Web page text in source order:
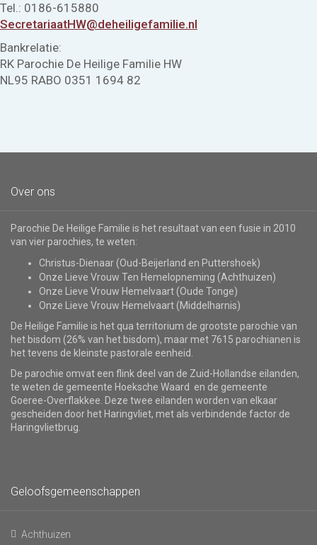
Tel.: 0186-615880
SecretariaatHW@deheiligefamilie.nl
Bankrelatie:
RK Parochie De Heilige Familie HW
NL95 RABO 0351 1694 82
Over ons
Parochie De Heilige Familie is het resultaat van een fusie in 2010
van vier parochies, te weten:
Christus-Dienaar (Oud-Beijerland en Puttershoek)
Onze Lieve Vrouw Ten Hemelopneming (Achthuizen)
Onze Lieve Vrouw Hemelvaart (Oude Tonge)
Onze Lieve Vrouw Hemelvaart (Middelharnis)
De Heilige Familie is het qua territorium de grootste parochie van
het bisdom (26% van het bisdom), maar met 7615 parochianen is
het tevens de kleinste pastorale eenheid.
De parochie omvat een flink deel van de Zuid-Hollandse eilanden,
te weten de gemeente Hoeksche Waard en de gemeente
Goeree-Overflakkee. Deze twee eilanden worden van elkaar
gescheiden door het Haringvliet, met als verbindende factor de
Haringvlietbrug.
Geloofsgemeenschappen
Achthuizen